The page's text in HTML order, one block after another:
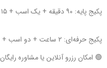
پکیج پایه: ۹۰ دقیقه + یک اسب + ۱۵ عکس ادیت‌شده
پکیج حرفه‌ای: ۲ ساعت + دو اسب + استایلیست + ۳۰ عکس
🟢 امکان رزرو آنلاین یا مشاوره